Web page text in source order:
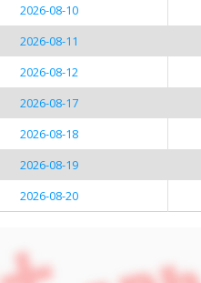
2026-08-10
2026-08-11
2026-08-12
2026-08-17
2026-08-18
2026-08-19
2026-08-20